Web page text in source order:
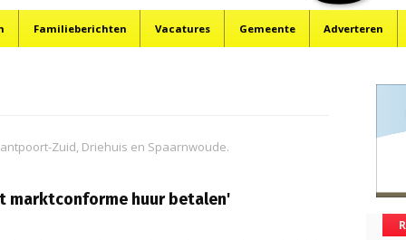
Familieberichten Vacatures Gemeente Adverteren
Zuid, Driehuis en Spaarnwoude.
marktconforme huur betalen'